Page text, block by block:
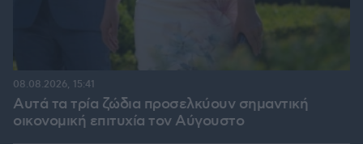
Αυτά τα τρία ζώδια προσελκύουν σημαντική
οικονομική επιτυχία τον Αύγουστο
08.08.2026, 15:41